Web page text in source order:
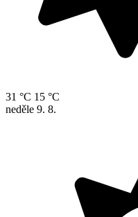
31 °C 15 °C
neděle 9. 8.